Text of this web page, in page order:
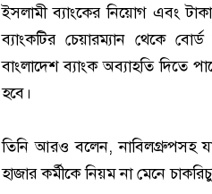
ইসলামী ব্যাংকের নিয়োগ এবং টাকা
ব্যাংকটির চেয়ারম্যান থেকে
বাংলাদেশ ব্যাংক অব্যাহতি দিতে
হবে।
তিনি আরও বলেন, নাবিলগ্রুপসহ
হাজার কর্মীকে নিয়ম না মেনে